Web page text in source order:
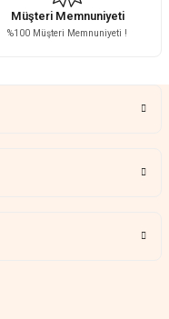
Müşteri Memnuniyeti
%100 Müşteri Memnuniyeti !